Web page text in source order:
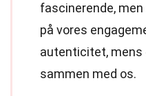
fascinerende,
på vores
autenticitet,
sammen med os.